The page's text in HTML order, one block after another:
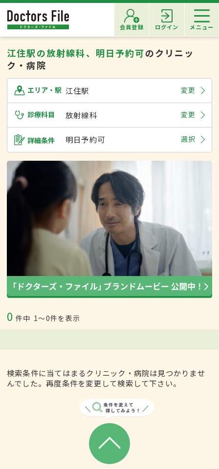
会員登録 ログイン メニュー
江住駅の放射線科、明日予約可のクリニッ
ク・病院
エリア・駅 江住駅 変更
診療科目 放射線科 変更
詳細条件 明日予約可 選択
0 件中 1〜0件を表示
検索条件に当てはまるクリニック・病院は見つかりませ
んでした。再度条件を変更して検索して下さい。